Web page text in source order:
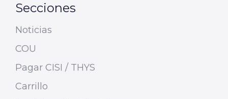
Secciones
Noticias
COU
Pagar CISI / THYS
Carrillo